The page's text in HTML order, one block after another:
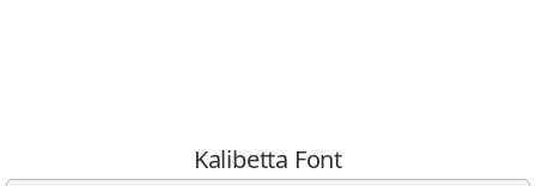
Kalibetta Font